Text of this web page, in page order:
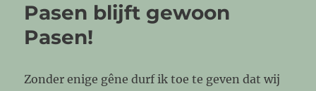
Pasen blijft gewoon
Pasen!
Zonder enige gêne durf ik toe te geven dat wij